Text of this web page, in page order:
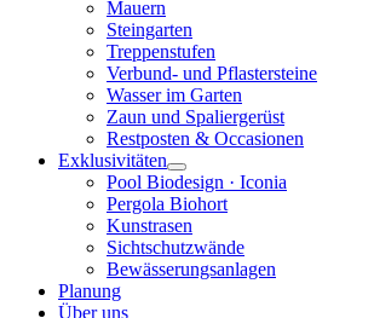
Mauern
Steingarten
Treppenstufen
Verbund- und Pflastersteine
Wasser im Garten
Zaun und Spaliergerüst
Restposten & Occasionen
Exklusivitäten
Pool Biodesign · Iconia
Pergola Biohort
Kunstrasen
Sichtschutzwände
Bewässerungsanlagen
Planung
Über uns